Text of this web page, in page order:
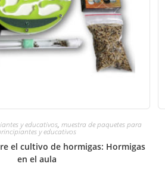
y educativos, muestra de paquetes para
y educativos
el cultivo de hormigas: Hormigas
en el aula